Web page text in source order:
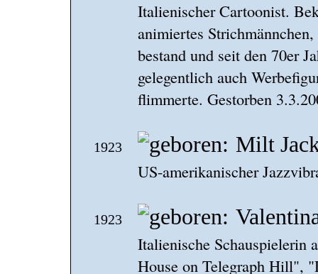
Italienischer Cartoonist.
animiertes
bestand und seit den 70er
gelegentlich auch
flimmerte. Gestorben
1923 Milt
US-amerikanischer
1923
Italienische Schauspielerin
House on Telegraph Hill",